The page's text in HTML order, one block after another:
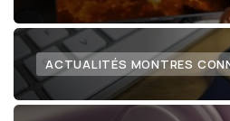
ACTUALITÉS MONTRES